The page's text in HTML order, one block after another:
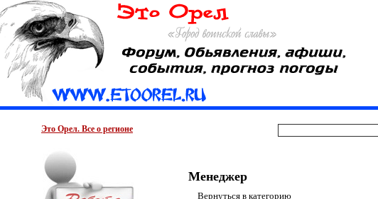
Это Орел. Все о регионе
Менеджер
Вернуться в категорию